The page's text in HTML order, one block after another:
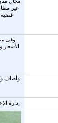
قضية
وأضاف